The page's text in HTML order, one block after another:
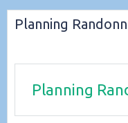
Planning
Planning